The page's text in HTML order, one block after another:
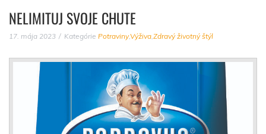
NELIMITUJ SVOJE CHUTE
17. mája 2023 Kategórie Potraviny,Výživa,Zdravý životný štýl